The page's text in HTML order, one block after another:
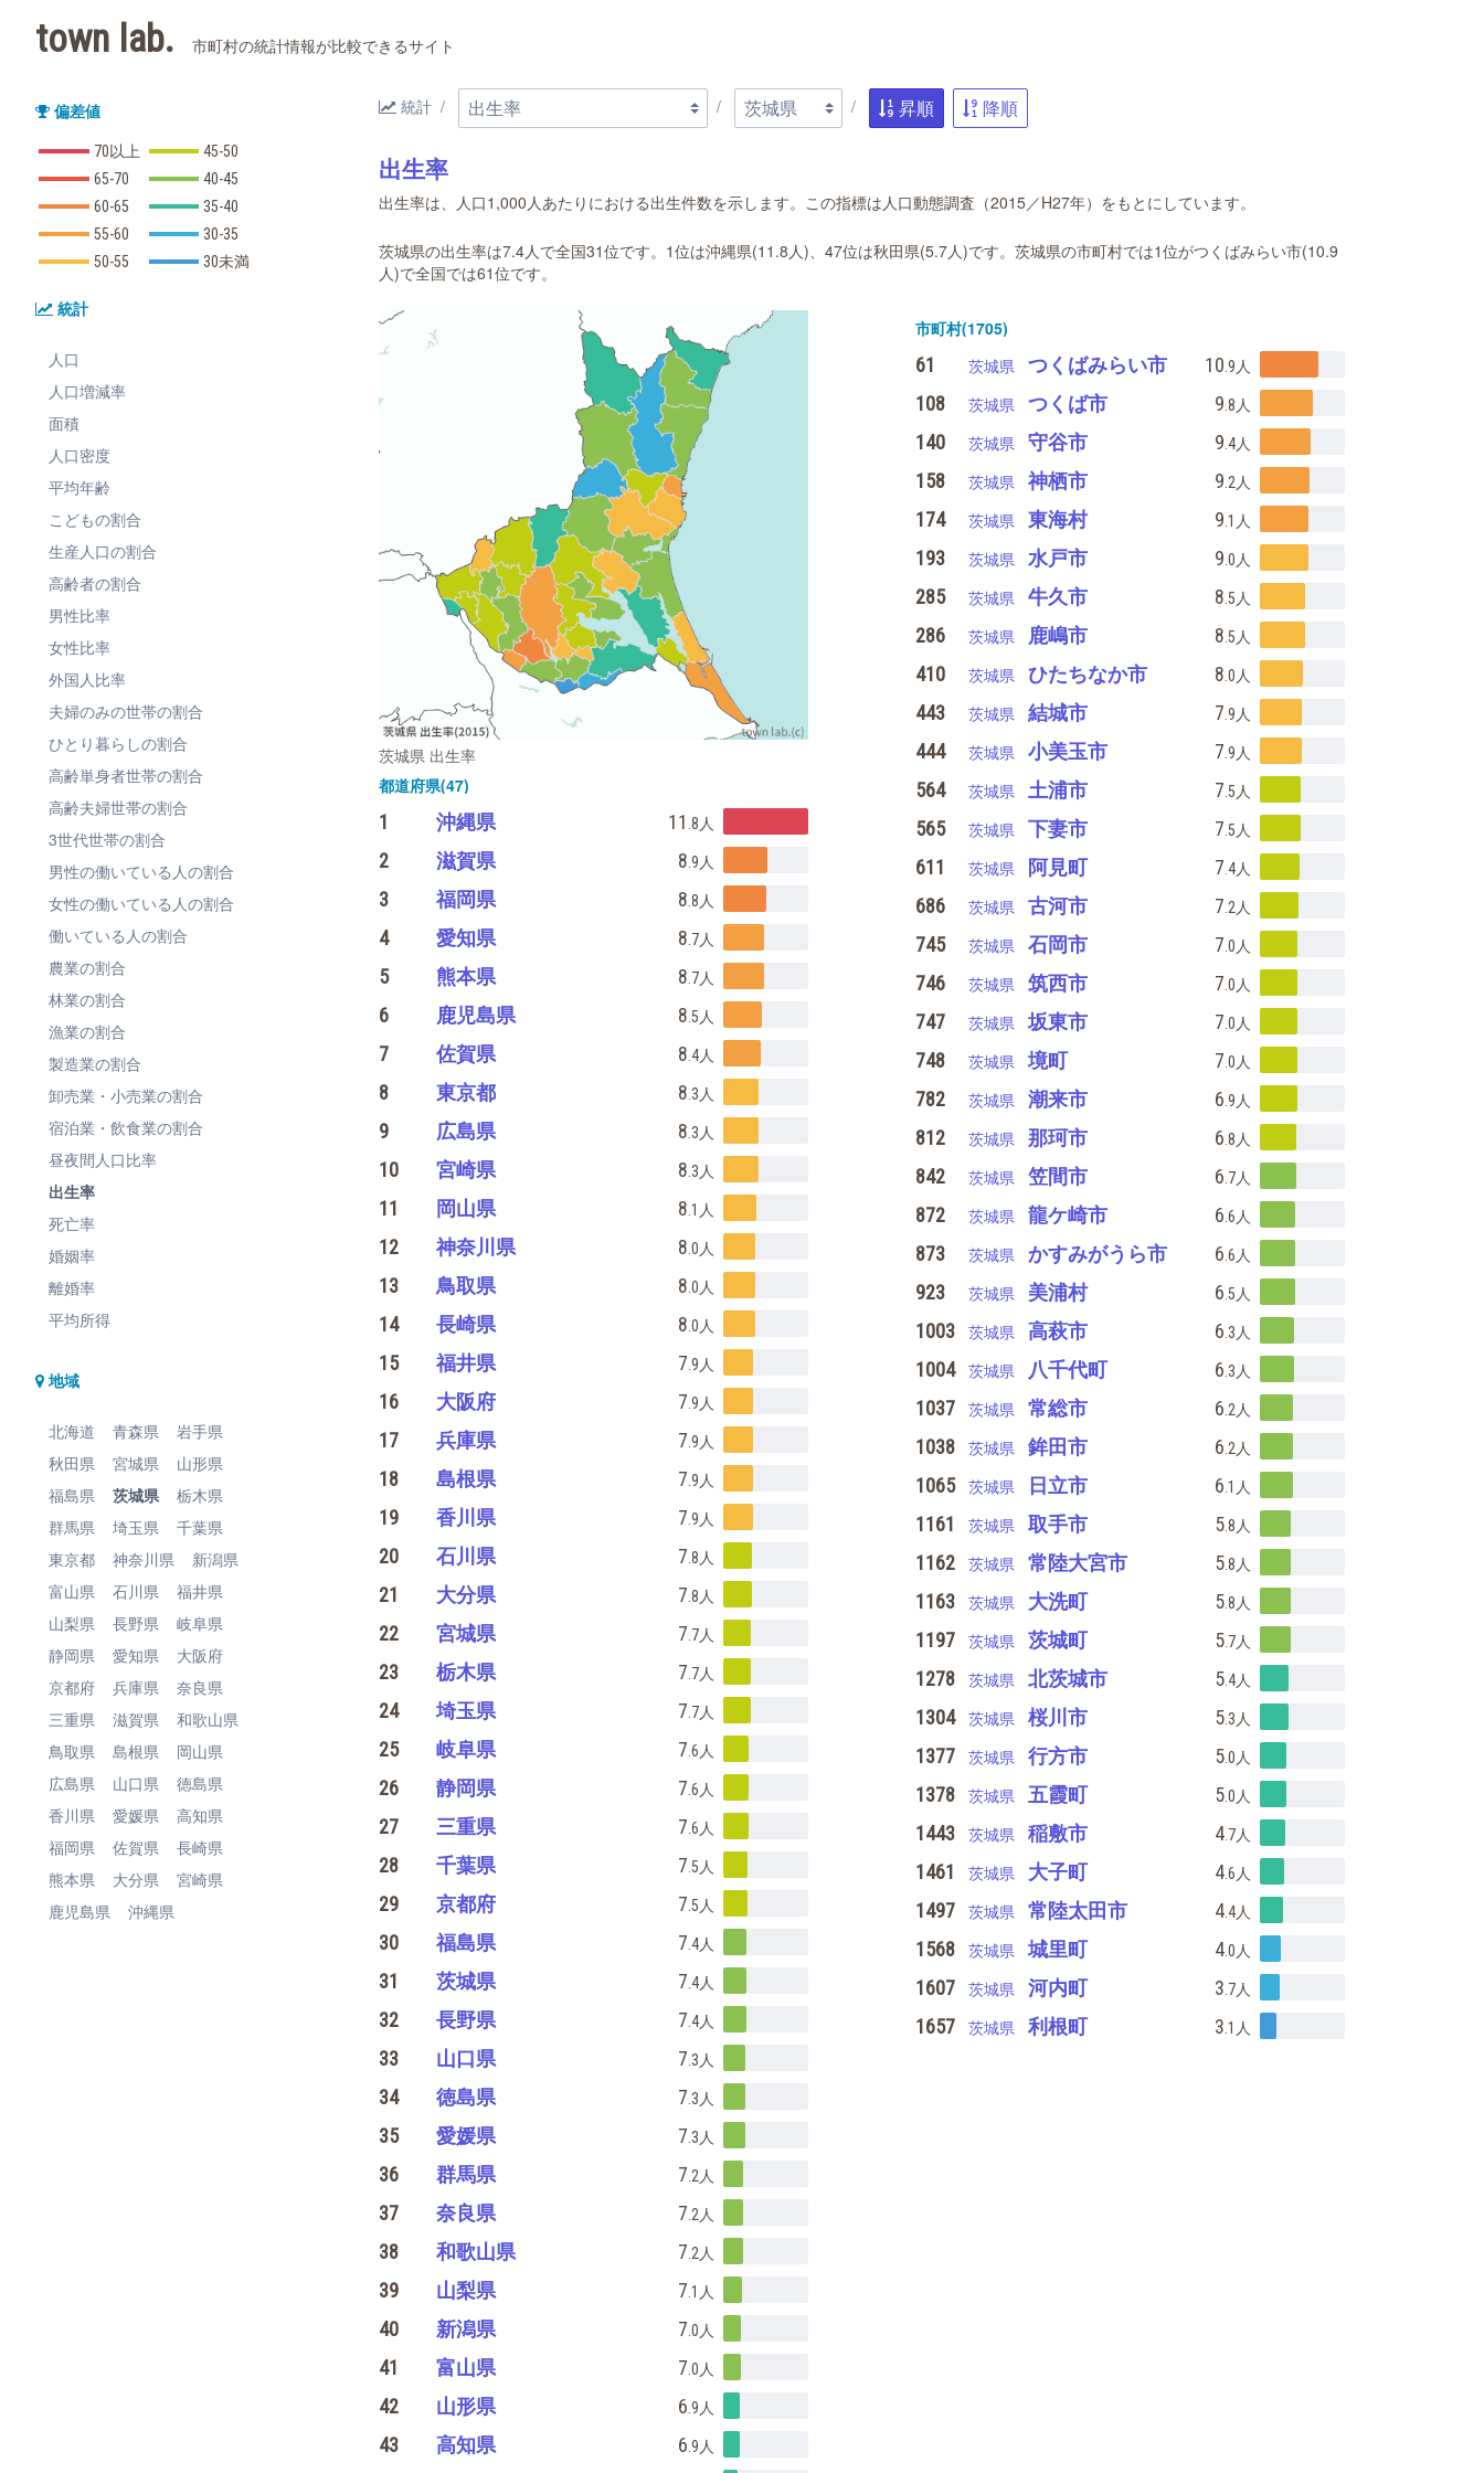
town lab. 市町村の統計情報が比較できるサイト
偏差値
70以上
45-50
65-70
40-45
60-65
35-40
55-60
30-35
50-55
30未満
統計
人口
人口増減率
面積
人口密度
平均年齢
こどもの割合
生産人口の割合
高齢者の割合
男性比率
女性比率
外国人比率
夫婦のみの世帯の割合
ひとり暮らしの割合
高齢単身者世帯の割合
高齢夫婦世帯の割合
3世代世帯の割合
男性の働いている人の割合
女性の働いている人の割合
働いている人の割合
農業の割合
林業の割合
漁業の割合
製造業の割合
卸売業・小売業の割合
宿泊業・飲食業の割合
昼夜間人口比率
出生率
死亡率
婚姻率
離婚率
平均所得
地域
北海道 青森県
岩手県
秋田県
宮城県
山形県
福島県
茨城県
栃木県
群馬県
埼玉県
千葉県
東京都
神奈川県
新潟県
富山県
石川県
福井県
山梨県
長野県
岐阜県
静岡県
愛知県
大阪府
京都府
兵庫県
奈良県
三重県
滋賀県
和歌山県
鳥取県
島根県
岡山県
広島県
山口県
徳島県
香川県
愛媛県
高知県
福岡県
佐賀県
長崎県
熊本県
大分県
宮崎県
鹿児島県
沖縄県
統計 昇順 降順
出生率
出生率は、人口1,000人あたりにおける出生件数を示します。この指標は人口動態調査（2015／H27年）をもとにしています。
茨城県の出生率は7.4人で全国31位です。1位は沖縄県(11.8人)、47位は秋田県(5.7人)です。茨城県の市町村では1位がつくばみらい市(10.9
人)で全国では61位です。
茨城県 出生率
都道府県(47)
1 沖縄県 11 .8 人
2 滋賀県 8 .9 人
3 福岡県 8 .8 人
4 愛知県 8 .7人
5 熊本県 8 .7人
6 鹿児島県 8 .5 人
7 佐賀県 8 .4人
8 東京都 8 .3 人
9 広島県 8 .3 人
10 宮崎県 8 .3 人
11 岡山県 8 .1 人
12 神奈川県 8 .0 人
13 鳥取県 8 .0 人
14 長崎県 8 .0 人
15 福井県 7 .9 人
16 大阪府 7 .9 人
17 兵庫県 7 .9 人
18 島根県 7 .9 人
19 香川県 7 .9 人
20 石川県 7 .8 人
21 大分県 7 .8 人
22 宮城県 7 .7人
23 栃木県 7 .7人
24 埼玉県 7 .7人
25 岐阜県 7 .6 人
26 静岡県 7 .6 人
27 三重県 7 .6 人
28 千葉県 7 .5 人
29 京都府 7 .5 人
30 福島県 7 .4人
31 茨城県 7 .4人
32 長野県 7 .4人
33 山口県 7 .3 人
34 徳島県 7 .3 人
35 愛媛県 7 .3 人
36 群馬県 7 .2 人
37 奈良県 7 .2 人
38 和歌山県 7 .2 人
39 山梨県 7 .1 人
40 新潟県 7 .0 人
41 富山県 7 .0 人
42 山形県 6 .9 人
43 高知県 6 .9 人
市町村(1705)
61 茨城県 つくばみらい市 10 .9 人
108 茨城県 つくば市 9 .8 人
140 茨城県 守谷市 9 .4人
158 茨城県 神栖市 9 .2 人
174 茨城県 東海村 9 .1 人
193 茨城県 水戸市 9 .0 人
285 茨城県 牛久市 8 .5 人
286 茨城県 鹿嶋市 8 .5 人
410 茨城県 ひたちなか市 8 .0 人
443 茨城県 結城市 7 .9 人
444 茨城県 小美玉市 7 .9 人
564 茨城県 土浦市 7 .5 人
565 茨城県 下妻市 7 .5 人
611 茨城県 阿見町 7 .4人
686 茨城県 古河市 7 .2 人
745 茨城県 石岡市 7 .0 人
746 茨城県 筑西市 7 .0 人
747 茨城県 坂東市 7 .0 人
748 茨城県 境町 7 .0 人
782 茨城県 潮来市 6 .9 人
812 茨城県 那珂市 6 .8 人
842 茨城県 笠間市 6 .7人
872 茨城県 龍ケ崎市 6 .6 人
873 茨城県 かすみがうら市 6 .6 人
923 茨城県 美浦村 6 .5 人
1003 茨城県 高萩市 6 .3 人
1004 茨城県 八千代町 6 .3 人
1037 茨城県 常総市 6 .2 人
1038 茨城県 鉾田市 6 .2 人
1065 茨城県 日立市 6 .1 人
1161 茨城県 取手市 5.8 人
1162 茨城県 常陸大宮市 5.8 人
1163 茨城県 大洗町 5.8 人
1197 茨城県 茨城町 5.7人
1278 茨城県 北茨城市 5.4人
1304 茨城県 桜川市 5.3 人
1377 茨城県 行方市 5.0 人
1378 茨城県 五霞町 5.0 人
1443 茨城県 稲敷市 4.7人
1461 茨城県 大子町 4.6 人
1497 茨城県 常陸太田市 4.4人
1568 茨城県 城里町 4.0 人
1607 茨城県 河内町 3 .7人
1657 茨城県 利根町 3 .1 人